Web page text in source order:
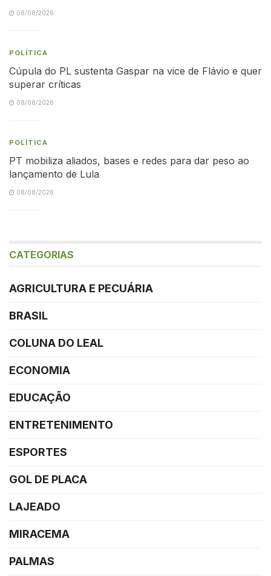
08/08/2026
POLÍTICA
Cúpula do PL sustenta Gaspar na vice de Flávio e quer
superar críticas
08/08/2026
POLÍTICA
PT mobiliza aliados, bases e redes para dar peso ao
lançamento de Lula
08/08/2026
CATEGORIAS
AGRICULTURA E PECUÁRIA
BRASIL
COLUNA DO LEAL
ECONOMIA
EDUCAÇÃO
ENTRETENIMENTO
ESPORTES
GOL DE PLACA
LAJEADO
MIRACEMA
PALMAS